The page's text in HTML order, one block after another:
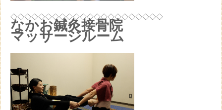
◇◇◇◇◇◇◇◇◇◇◇◇◇◇◇◇◇◇◇◇◇◇
なかお鍼灸接骨院
マッサージルーム